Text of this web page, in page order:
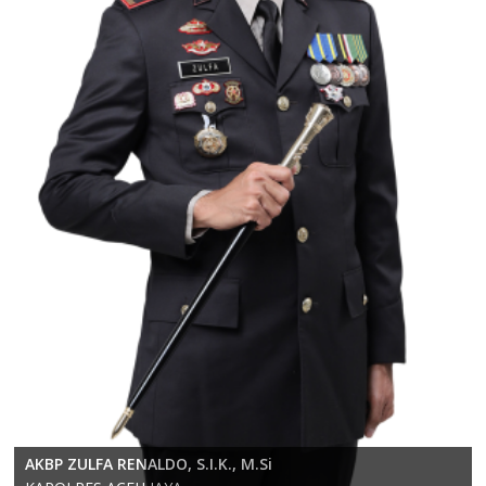
AKBP ZULFA RENALDO, S.I.K., M.Si
KOMPOL RICKY ANDRIKA, S.E., S.H., M.H.